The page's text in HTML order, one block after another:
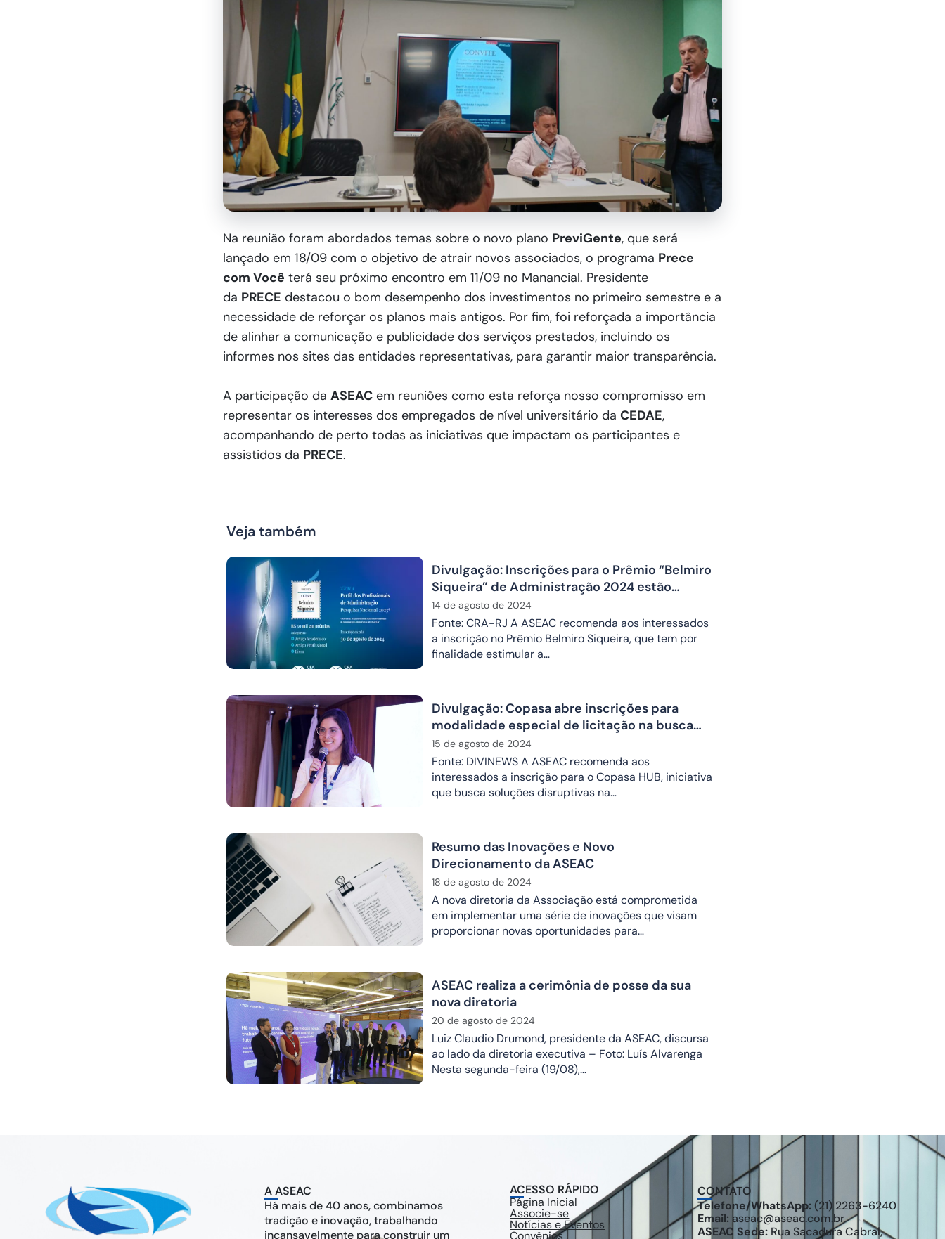
Na reunião foram abordados temas sobre o novo plano PreviGente, que será
lançado em 18/09 com o objetivo de atrair novos associados, o programa Prece
com Você terá seu próximo encontro em 11/09 no Manancial. Presidente
da PRECE destacou o bom desempenho dos investimentos no primeiro semestre e a
necessidade de reforçar os planos mais antigos. Por fim, foi reforçada a importância
de alinhar a comunicação e publicidade dos serviços prestados, incluindo os
informes nos sites das entidades representativas, para garantir maior transparência.
A participação da ASEAC em reuniões como esta reforça nosso compromisso em
representar os interesses dos empregados de nível universitário da CEDAE,
acompanhando de perto todas as iniciativas que impactam os participantes e
assistidos da PRECE.
Veja também
Divulgação: Inscrições para o Prêmio “Belmiro
Siqueira” de Administração 2024 estão
abertas
14 de agosto de 2024
Fonte: CRA-RJ A ASEAC recomenda aos interessados
a inscrição no Prêmio Belmiro Siqueira, que tem por
finalidade estimular a…
Divulgação: Copasa abre inscrições para
modalidade especial de licitação na busca
por soluções disruptivas (fora do padrão) na
área de saneamento
15 de agosto de 2024
Fonte: DIVINEWS A ASEAC recomenda aos
interessados a inscrição para o Copasa HUB, iniciativa
que busca soluções disruptivas na…
Resumo das Inovações e Novo
Direcionamento da ASEAC
18 de agosto de 2024
A nova diretoria da Associação está comprometida
em implementar uma série de inovações que visam
proporcionar novas oportunidades para…
ASEAC realiza a cerimônia de posse da sua
nova diretoria
20 de agosto de 2024
Luiz Claudio Drumond, presidente da ASEAC, discursa
ao lado da diretoria executiva – Foto: Luís Alvarenga
Nesta segunda-feira (19/08),…
A ASEAC
Há mais de 40 anos, combinamos
tradição e inovação, trabalhando
incansavelmente para construir um
ACESSO RÁPIDO
Página Inicial
Associe-se
Notícias e Eventos
Convênios
CONTATO
Telefone/WhatsApp:(21) 2263-6240
Email: aseac@aseac.com.br
ASEAC Sede:Rua Sacadura Cabral,